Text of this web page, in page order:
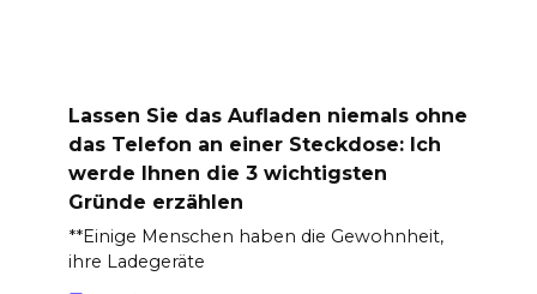
Lassen Sie das Aufladen niemals ohne
das Telefon an einer Steckdose: Ich
werde Ihnen die 3 wichtigsten
Gründe erzählen
**Einige Menschen haben die Gewohnheit,
ihre Ladegeräte